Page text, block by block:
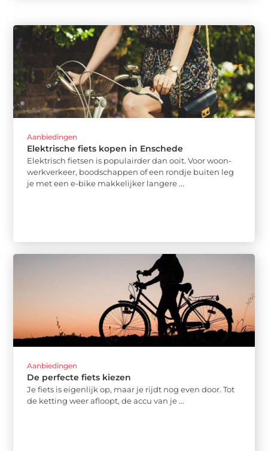
Aanbiedingen
Elektrische fiets kopen in Enschede
Elektrisch fietsen is populairder dan ooit. Voor woon-
werkverkeer, boodschappen of een rondje buiten leg
je met een e-bike makkelijker langere ...
Aanbiedingen
De perfecte fiets kiezen
Je fiets is eigenlijk op, maar je rijdt nog even door. Tot
de ketting weer afloopt, de accu van je ...